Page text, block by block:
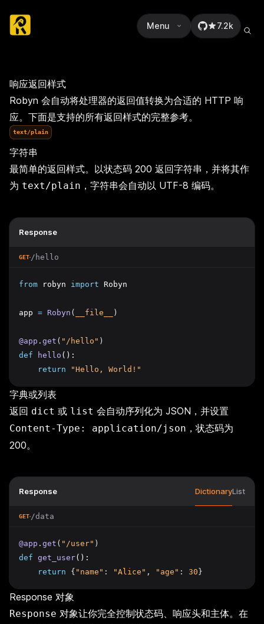
Menu 7.2k
响应返回样式
Robyn 会自动将处理器的返回值转换为合适的 HTTP 响
应。下面是支持的所有返回样式的完整参考。
text/plain
字符串
最简单的返回样式。以状态码 200 返回字符串，并将其作
为 text/plain ，字符串会自动以 UTF-8 编码。
Response
GET /hello
from robyn import Robyn
app = Robyn ( __file__ )
@app . get ( "/hello" )
def
hello ():
return
"Hello, World!"
字典或列表
返回 dict 或 list 会自动序列化为 JSON，并设置
Content-Type: application/json ，状态码为
200。
Response DictionaryList
GET /data
@app . get ( "/user" )
def get_user():
return
{ "name" : "Alice" , "age" : 30 }
Response 对象
Response 对象让你完全控制状态码、响应头和主体。在